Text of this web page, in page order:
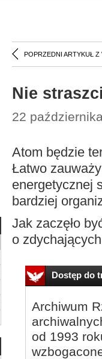
POPRZEDNI ARTYKUŁ Z
Nie
22
Atom będzie
Łatwo
energetycznej
bardziej
Jak zaczęło
o
Dostęp do
Archiwum
od 1993